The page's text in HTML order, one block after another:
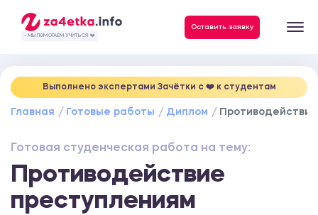
- МЫ ПОМОГАЕМ УЧИТЬСЯ ❤️
Оставить заявку
Выполнено экспертами Зачётки c ❤️ к студентам
Главная Готовые работы Диплом
Готовая студенческая работа на тему:
Противодействие
преступлениям